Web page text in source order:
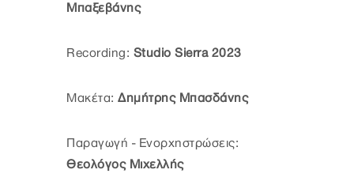
Μπαξεβάνης
Recording: Studio Sierra 2023
Μακέτα: Δημήτρης Μπασδάνης
Παραγωγή - Ενορχηστρώσεις:
Θεολόγος Μιχελλής